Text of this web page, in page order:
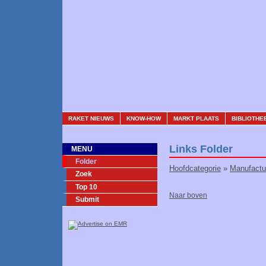
RAKET NIEUWS KNOW-HOW MARKT PLAATS
MENU
Folder
Zoek
Top 10
Submit
Links Folder
Hoofdcategorie »
Naar boven